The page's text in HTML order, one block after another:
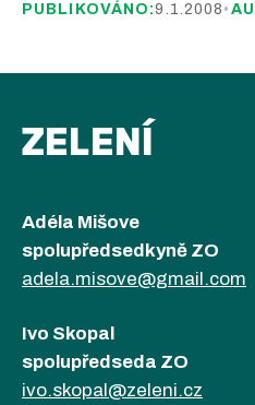
PUBLIKOVÁNO:9.1.2008 •
ZELENÍ
Adéla Mišove
spolupředsedkyně ZO
adela.misove@gmail.com
Ivo Skopal
spolupředseda ZO
ivo.skopal@zeleni.cz